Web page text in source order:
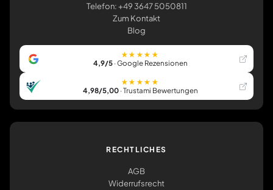
Telefon: +49 3647 5050811
Zum Kontakt
Blog
★★★★★
4,9/5· Google Rezensionen
★★★★★
4,98/5,00· Trustami Bewertungen
RECHTLICHES
AGB
Widerrufsrecht